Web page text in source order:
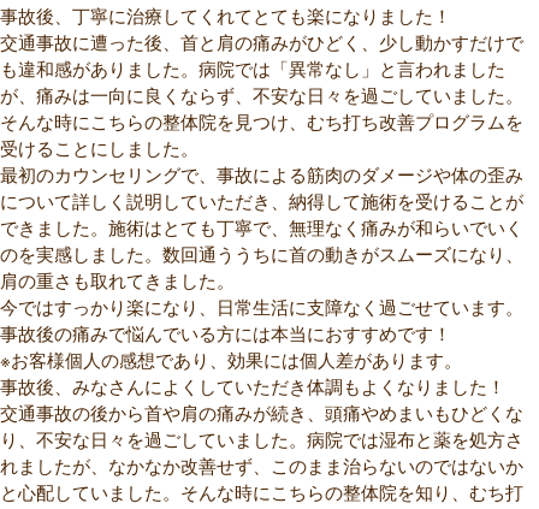
事故後、丁寧に治療してくれてとても楽になりました！
交通事故に遭った後、首と肩の痛みがひどく、少し動かすだけで
も違和感がありました。病院では「異常なし」と言われました
が、痛みは一向に良くならず、不安な日々を過ごしていました。
そんな時にこちらの整体院を見つけ、むち打ち改善プログラムを
受けることにしました。
最初のカウンセリングで、事故による筋肉のダメージや体の歪み
について詳しく説明していただき、納得して施術を受けることが
できました。施術はとても丁寧で、無理なく痛みが和らいでいく
のを実感しました。数回通ううちに首の動きがスムーズになり、
肩の重さも取れてきました。
今ではすっかり楽になり、日常生活に支障なく過ごせています。
事故後の痛みで悩んでいる方には本当におすすめです！
※お客様個人の感想であり、効果には個人差があります。
事故後、みなさんによくしていただき体調もよくなりました！
交通事故の後から首や肩の痛みが続き、頭痛やめまいもひどくな
り、不安な日々を過ごしていました。病院では湿布と薬を処方さ
れましたが、なかなか改善せず、このまま治らないのではないか
と心配していました。そんな時にこちらの整体院を知り、むち打